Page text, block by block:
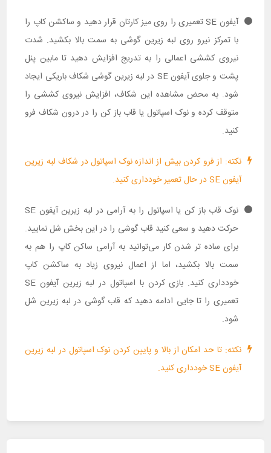
آیفون SE تعمیری را روی میز کارتان قرار دهید و ساکشن کاپ را
با تمرکز نیرو روی لبه زیرین گوشی به سمت بالا بکشید. شدت
نیروی کششی اعمالی را به تدریج افزایش دهید تا مابین پنل
پشت و جلوی آیفون SE در لبه زیرین گوشی شکاف باریکی ایجاد
شود. به محض مشاهده این شکاف، افزایش نیروی کششی را
متوقف کرده و نوک اسپاتول یا قاب باز کن را در درون شکاف فرو
کنید.
نکته: از فرو کردن بیش از اندازه نوک اسپاتول در شکاف لبه زیرین
آیفون SE در حال تعمیر خودداری کنید.
نوک قاب باز کن یا اسپاتول را به آرامی در لبه زیرین آیفون SE
حرکت دهید و سعی کنید قاب گوشی را در این بخش شل نمایید.
برای ساده تر شدن کار می‌توانید به آرامی ساکن کاپ را هم به
سمت بالا بکشید، اما از اعمال نیروی زیاد به ساکشن کاپ
خودداری کنید. بازی کردن با اسپاتول در لبه زیرین آیفون SE
تعمیری را تا جایی ادامه دهید که قاب گوشی در لبه زیرین شل
شود.
نکته: تا حد امکان از بالا و پایین کردن نوک اسپاتول در لبه زیرین
آیفون SE خودداری کنید.